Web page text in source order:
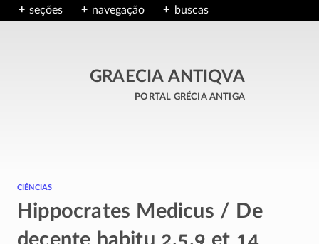
seções navegação buscas
GRAECIA ANTIQVA
portal grécia antiga
ciências
Hippocrates Medicus / De